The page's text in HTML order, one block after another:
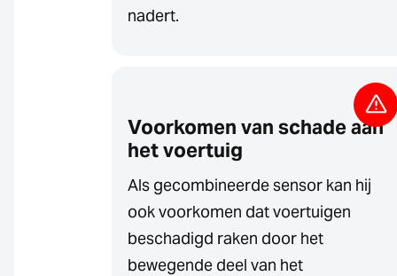
nadert.
Voorkomen van schade aan
het voertuig
Als gecombineerde sensor kan hij
ook voorkomen dat voertuigen
beschadigd raken door het
bewegende deel van het